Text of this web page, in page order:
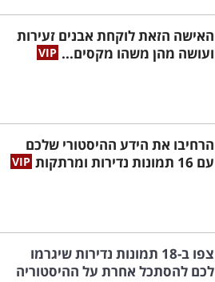
האישה הזאת לוקחת אבנים זעירות
ועושה מהן משהו מקסים...
הרחיבו את הידע ההיסטורי שלכם
עם 16 תמונות נדירות ומרתקות
צפו ב-18 תמונות נדירות שיגרמו
לכם להסתכל אחרת על ההיסטוריה